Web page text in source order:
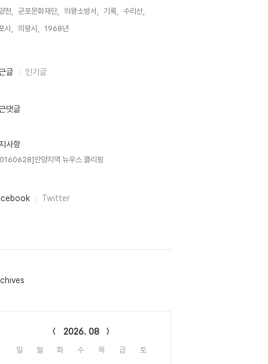
천,
군포문화재단, 의왕소방서, 기록,
수리산,
시,
의왕시, 1968년,
글 인기글
댓글
사항
안양지역 뉴우스 클리핑
Twitter
2026. 08
일 월 화 수 목 금 토